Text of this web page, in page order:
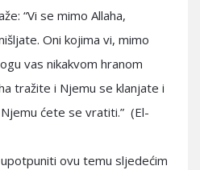
“Vi se mimo Allaha,
Oni kojima vi, mimo
vas nikakvom hranom
tražite i Njemu se klanjate i
ćete se vratiti.” (El-
ovu temu sljedećim